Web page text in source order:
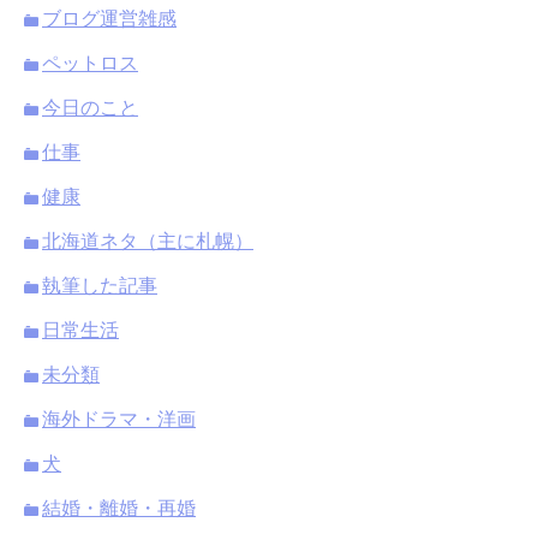
ブログ運営雑感
ペットロス
今日のこと
仕事
健康
北海道ネタ（主に札幌）
執筆した記事
日常生活
未分類
海外ドラマ・洋画
犬
結婚・離婚・再婚